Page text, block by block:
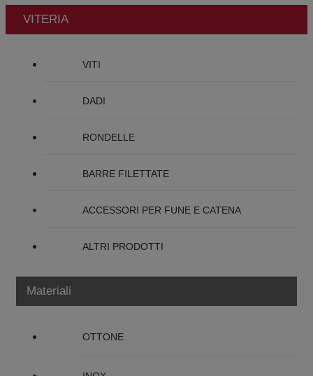
VITERIA
VITI
DADI
RONDELLE
BARRE FILETTATE
ACCESSORI PER FUNE E CATENA
ALTRI PRODOTTI
Materiali
OTTONE